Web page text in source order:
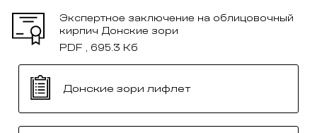
Экспертное заключение на облицовочный
кирпич Донские зори
PDF , 695.3 Кб
Донские зори лифлет